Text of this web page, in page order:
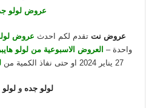
عروض لولو
عروض نتتقدم لكم احدث عروض
واحدة – العروض الاسبوعية من لولو
27 يناير 2024 او حتى نفاذ الكمية من
لولو جدهو